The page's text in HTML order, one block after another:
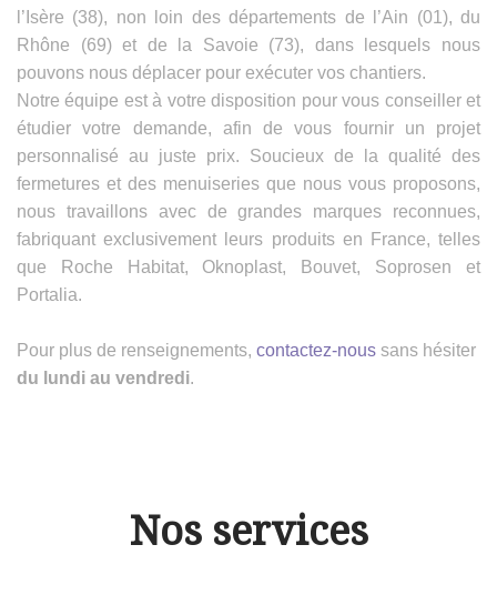
l’Isère (38), non loin des départements de l’Ain (01), du
Rhône (69) et de la Savoie (73), dans lesquels nous
pouvons nous déplacer pour exécuter vos chantiers.
Notre équipe est à votre disposition pour vous conseiller et
étudier votre demande, afin de vous fournir un projet
personnalisé au juste prix. Soucieux de la qualité des
fermetures et des menuiseries que nous vous proposons,
nous travaillons avec de grandes marques reconnues,
fabriquant exclusivement leurs produits en France, telles
que Roche Habitat, Oknoplast, Bouvet, Soprosen et
Portalia.
Pour plus de renseignements, contactez-nous sans hésiter
du lundi au vendredi.
Nos services